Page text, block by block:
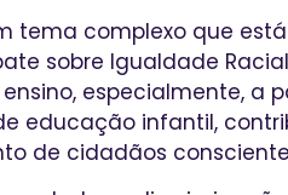
tema complexo que
sobre Igualdade
especialmente, a
educação infantil,
de cidadãos